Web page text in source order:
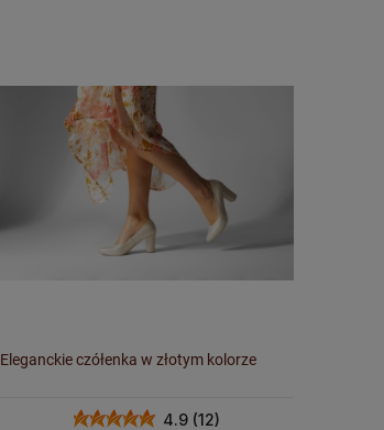
Eleganckie czółenka w złotym kolorze
4.9 (12)